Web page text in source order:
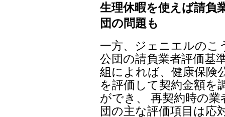
生理休暇を使えば請負
団の問題も
一方、ジェニエルのこ
公団の請負業者評価基
組によれば、健康保険
を評価して契約金額を
ができ、 再契約時の
団の主な評価項目は応